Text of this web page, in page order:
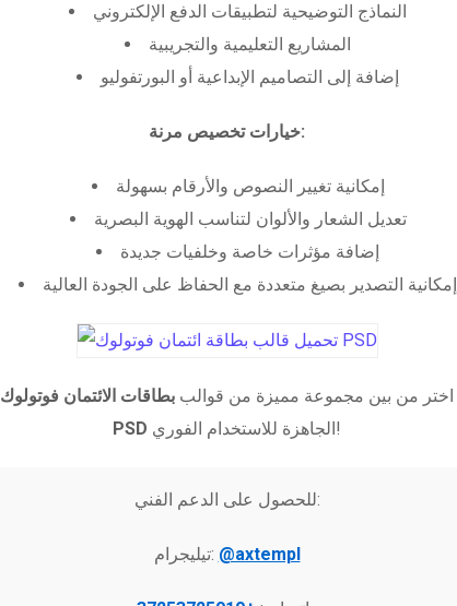
النماذج التوضيحية لتطبيقات الدفع الإلكتروني
المشاريع التعليمية والتجريبية
إضافة إلى التصاميم الإبداعية أو البورتفوليو
خيارات تخصيص مرنة:
إمكانية تغيير النصوص والأرقام بسهولة
تعديل الشعار والألوان لتناسب الهوية البصرية
إضافة مؤثرات خاصة وخلفيات جديدة
إمكانية التصدير بصيغ متعددة مع الحفاظ على الجودة العالية
اختر من بين مجموعة مميزة من قوالب بطاقات الائتمان فوتولوك
PSD
الجاهزة للاستخدام الفوري!
للحصول على الدعم الفني:
تيليجرام: @axtempl